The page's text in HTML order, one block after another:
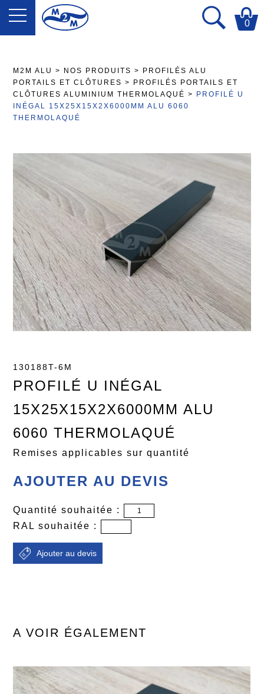
0
M2M ALU > NOS PRODUITS >
PROFILÉS ALU
PORTAILS ET CLÔTURES>
PROFILÉS PORTAILS ET
CLÔTURES ALUMINIUM THERMOLAQUÉ >
PROFILÉ U
INÉGAL 15X25X15X2X6000MM ALU 6060
THERMOLAQUÉ
130188T-6M
PROFILÉ U INÉGAL
15X25X15X2X6000MM ALU
6060 THERMOLAQUÉ
Remises applicables sur quantité
AJOUTER AU DEVIS
Quantité souhaitée :
RAL souhaitée :
A VOIR ÉGALEMENT